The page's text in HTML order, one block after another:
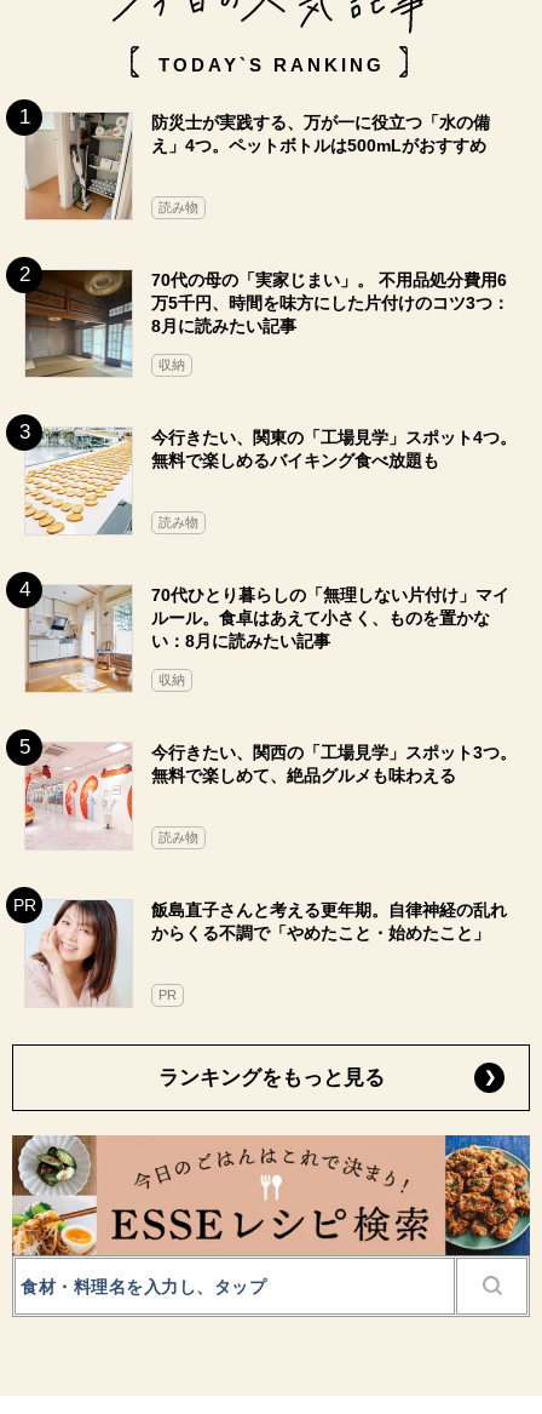
TODAY`S RANKING
防災士が実践する、万が一に役立つ「水の備
え」4つ。ペットボトルは500mLがおすすめ
読み物
70代の母の「実家じまい」。 不用品処分費用6
万5千円、時間を味方にした片付けのコツ3つ：
8月に読みたい記事
収納
今行きたい、関東の「工場見学」スポット4つ。
無料で楽しめるバイキング食べ放題も
読み物
70代ひとり暮らしの「無理しない片付け」マイ
ルール。食卓はあえて小さく、ものを置かな
い：8月に読みたい記事
収納
今行きたい、関西の「工場見学」スポット3つ。
無料で楽しめて、絶品グルメも味わえる
読み物
飯島直子さんと考える更年期。自律神経の乱れ
からくる不調で「やめたこと・始めたこと」
PR
ランキングをもっと見る